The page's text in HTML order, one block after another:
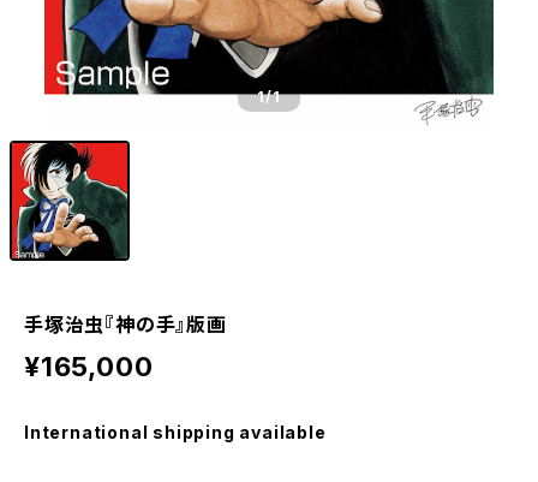
1/1
手塚治虫『神の手』版画
¥165,000
International shipping available